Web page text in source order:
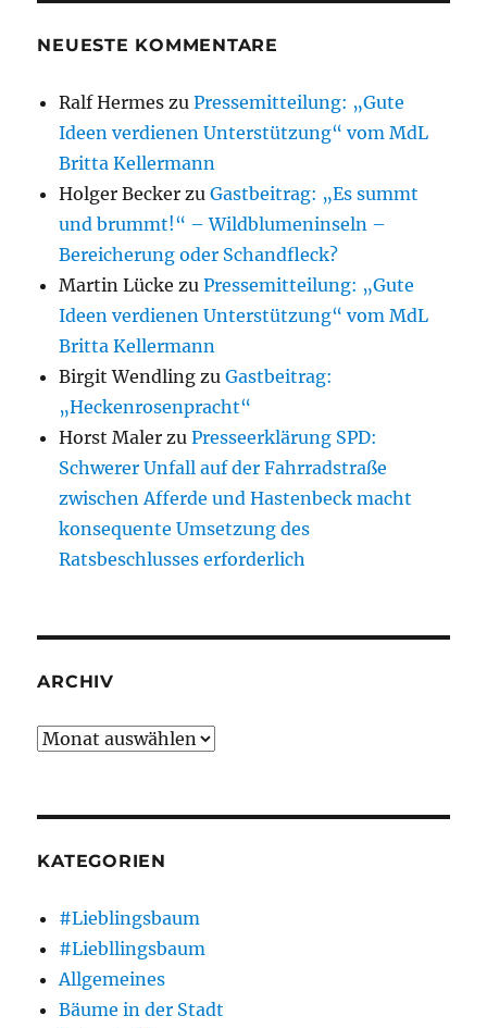
NEUESTE KOMMENTARE
Ralf Hermes zuPressemitteilung: „Gute
Ideen verdienen Unterstützung“ vom MdL
Britta Kellermann
Holger Becker zuGastbeitrag: „Es summt
und brummt!“ – Wildblumeninseln –
Bereicherung oder Schandfleck?
Martin Lücke zuPressemitteilung: „Gute
Ideen verdienen Unterstützung“ vom MdL
Britta Kellermann
Birgit Wendling zuGastbeitrag:
„Heckenrosenpracht“
Horst Maler zuPresseerklärung SPD:
Schwerer Unfall auf der Fahrradstraße
zwischen Afferde und Hastenbeck macht
konsequente Umsetzung des
Ratsbeschlusses erforderlich
ARCHIV
Archiv
KATEGORIEN
#Lieblingsbaum
#Liebllingsbaum
Allgemeines
Bäume in der Stadt